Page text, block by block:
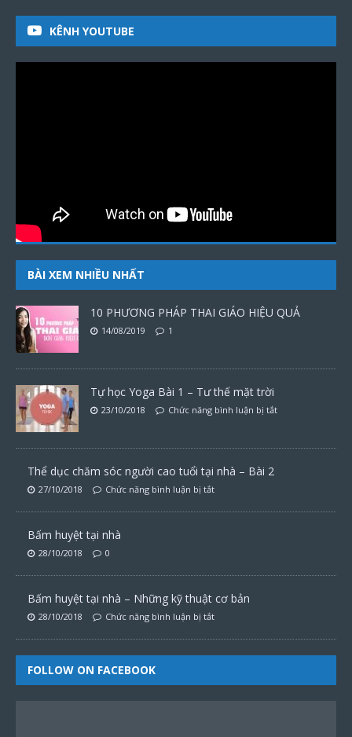
KÊNH YOUTUBE
BÀI XEM NHIỀU NHẤT
10 PHƯƠNG PHÁP THAI GIÁO HIỆU QUẢ
14/08/2019 1
Tự học Yoga Bài 1 – Tư thế mặt trời
23/10/2018 Chức năng bình luận bị tắt
Thể dục chăm sóc người cao tuổi tại nhà – Bài 2
27/10/2018 Chức năng bình luận bị tắt
Bấm huyệt tại nhà
28/10/2018 0
Bấm huyệt tại nhà – Những kỹ thuật cơ bản
28/10/2018 Chức năng bình luận bị tắt
FOLLOW ON FACEBOOK